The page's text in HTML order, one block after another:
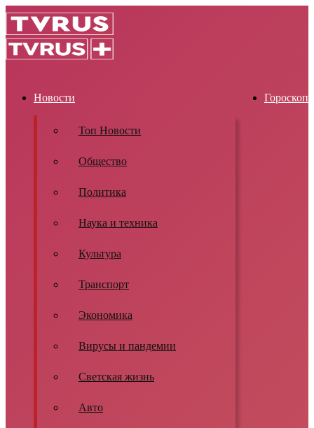
Новости
Топ Новости
Общество
Политика
Наука и техника
Культура
Транспорт
Экономика
Вирусы и пандемии
Светская жизнь
Авто
Гороскоп